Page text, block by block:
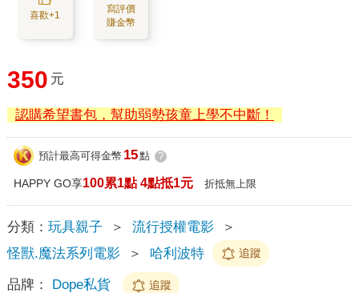
喜歡+1
寫評價
賺金幣
350 元
認購希望書包，幫助弱勢孩童上學不中斷！
預計最高可得金幣 15點 ?
HAPPY GO享100累1點 4點抵1元 折抵無上限
分類： 玩具親子 ＞ 流行授權電影
＞
怪獸.魔法系列電影
＞ 哈利波特 追蹤
品牌： Dope私貨 追蹤